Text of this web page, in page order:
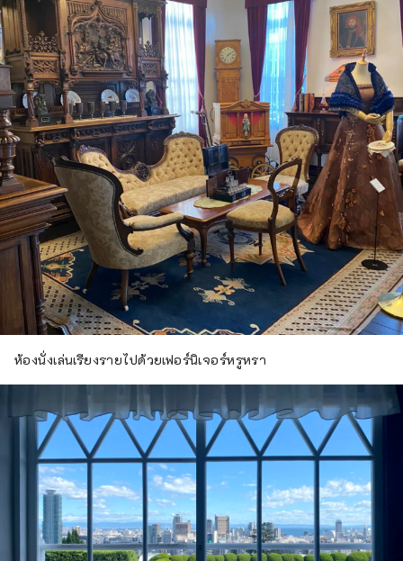
ห้องนั่งเล่นเรียงรายไปด้วยเฟอร์นิเจอร์หรูหรา